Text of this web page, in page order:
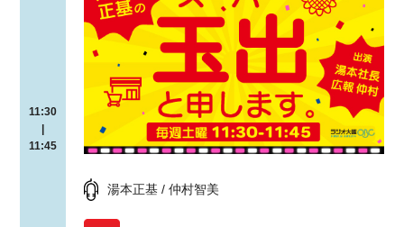
11:30
|
11:45
湯本正基 / 仲村智美